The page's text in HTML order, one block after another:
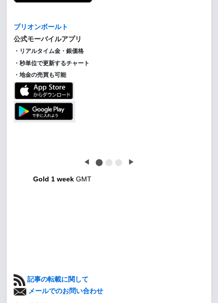
【金投資家インデックス】
New!【金投資家インデックス】金価格は下げ止まるも、
金利先行き不透明感で金投資はさらに後退
◀ ⬤ ⬤ ⬤ ▶
Gold 1 week GMT
記事の転載に関して
メールでのお問い合わせ